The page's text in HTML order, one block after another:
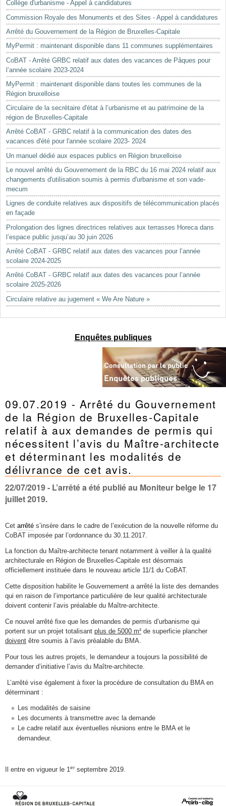
Collège d'urbanisme - Appel à candidatures
Commission Royale des Monuments et des Sites - Appel à candidatures
Arrêté du Gouvernement de la Région de Bruxelles-Capitale
MyPermit : maintenant disponible dans 11 communes supplémentaires
CoBAT - Arrêté GRBC relatif aux dates des vacances de Pâques pour
l’année scolaire 2023-2024
MyPermit : maintenant disponible dans toutes les communes de la
Région bruxelloise
Circulaire de la secrétaire d'état à l’urbanisme et au patrimoine de la
région de Bruxelles-Capitale
Arrêté CoBAT - GRBC relatif à la communication des dates des
vacances d'été pour l'année scolaire 2023- 2024
Un manuel dédié aux espaces publics en Région bruxelloise
Le nouvel arrêté du Gouvernement de la RBC du 16 mai 2024 relatif aux
changements d'utilisation soumis à permis d'urbanisme et son vade-
mecum
Lignes de conduite relatives aux dispositifs de télécommunication placés
en façade
Prolongation des lignes directrices relatives aux terrasses Horeca dans
l’espace public jusqu’au 30 juin 2026
Arrêté CoBAT - GRBC relatif aux dates des vacances pour l’année
scolaire 2024-2025
Arrêté CoBAT - GRBC relatif aux dates des vacances pour l’année
scolaire 2025-2026
Circulaire relative au jugement « We Are Nature »
Enquêtes publiques
09.07.2019 - Arrêté du Gouvernement
de la Région de Bruxelles-Capitale
relatif à aux demandes de permis qui
nécessitent l’avis du Maître-architecte
et déterminant les modalités de
délivrance de cet avis.
22/07/2019- L’arrêté a été publié au Moniteur belge le 17
juillet 2019.
Cet arrêté s’insère dans le cadre de l’exécution de la nouvelle réforme du
CoBAT imposée par l’ordonnance du 30.11.2017.
La fonction du Maître-architecte tenant notamment à veiller à la qualité
architecturale en Région de Bruxelles-Capitale est désormais
officiellement instituée dans le nouveau article 11/1 du CoBAT.
Cette disposition habilite le Gouvernement a arrêté la liste des demandes
qui en raison de l’importance particulière de leur qualité architecturale
doivent contenir l’avis préalable du Maître-architecte.
Ce nouvel arrêté fixe que les demandes de permis d’urbanisme qui
portent sur un projet totalisant plus de 5000 m² de superficie plancher
doivent être soumis à l’avis préalable du BMA.
Pour tous les autres projets, le demandeur a toujours la possibilité de
demander d’initiative l’avis du Maître-architecte.
L’arrêté vise également à fixer la procédure de consultation du BMA en
déterminant :
Les modalités de saisine
Les documents à transmettre avec la demande
Le cadre relatif aux éventuelles réunions entre le BMA et le
demandeur.
Il entre en vigueur le 1erseptembre 2019.